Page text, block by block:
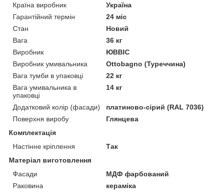
Країна виробник
Україна
Гарантійний термін
24 міс
Стан
Новий
Вага
36 кг
Виробник
ЮВВІС
Виробник умивальника
Ottobagno (Туреччина)
Вага тумби в упаковці
22 кг
Вага умивальника в
упаковці
14 кг
Додатковий колір (фасади)
платиново-сірий (RAL 7036)
Поверхня виробу
Глянцева
Комплектація
Настінне кріплення
Так
Матеріал виготовлення
Фасади
МДФ фарбований
Раковина
кераміка